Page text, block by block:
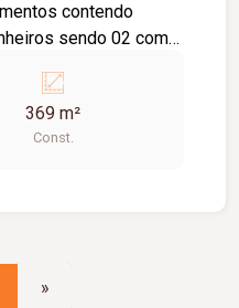
contendo
sendo 02 com
369 m²
Const.
»